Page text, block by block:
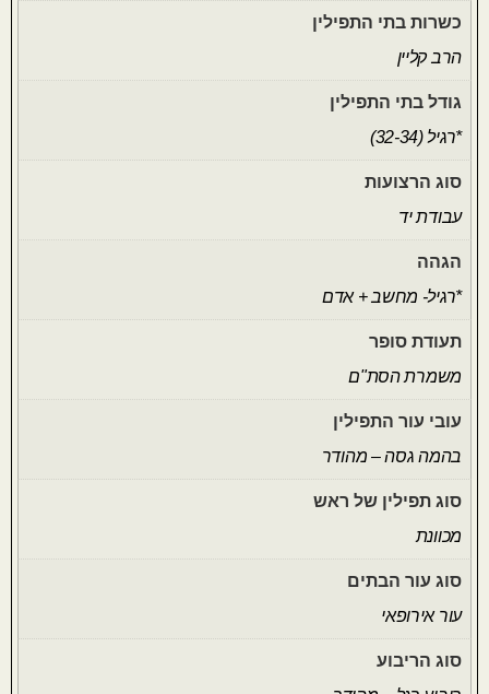
כשרות בתי התפילין
הרב קליין
גודל בתי התפילין
*רגיל (32-34)
סוג הרצועות
עבודת יד
הגהה
*רגיל- מחשב + אדם
תעודת סופר
משמרת הסת"ם
עובי עור התפילין
בהמה גסה – מהודר
סוג תפילין של ראש
מכוונת
סוג עור הבתים
עור אירופאי
סוג הריבוע